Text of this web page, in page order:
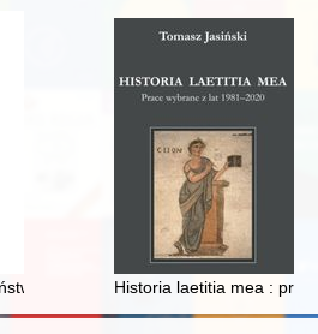
w diecezji gnieźnieńskiej w latach
Historia laetitia mea :